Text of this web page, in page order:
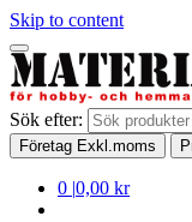
Skip to content
Sök efter:
Företag Exkl.moms
0 |0,00 kr